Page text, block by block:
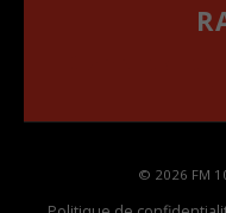
© 2026 FM